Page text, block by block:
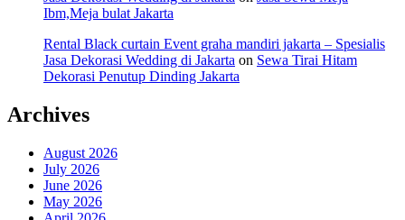
Ibm,Meja bulat Jakarta
Rental Black curtain Event graha mandiri jakarta – Spesialis
Jasa Dekorasi Wedding di Jakarta on Sewa Tirai Hitam
Dekorasi Penutup Dinding Jakarta
Archives
August 2026
July 2026
June 2026
May 2026